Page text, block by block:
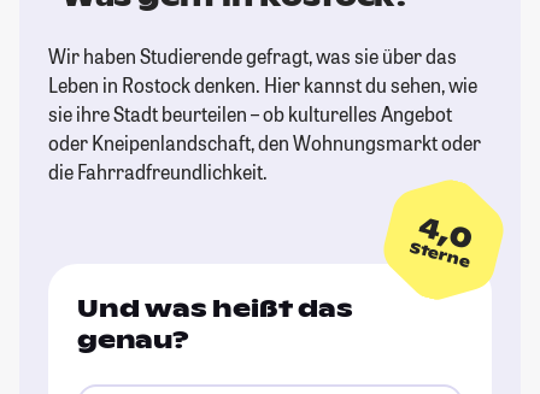
Wir haben Studierende gefragt, was sie über das
Leben in Rostock denken. Hier kannst du sehen, wie
sie ihre Stadt beurteilen – ob kulturelles Angebot
oder Kneipenlandschaft, den Wohnungsmarkt oder
die Fahrradfreundlichkeit.
4,0
Sterne
Und was heißt das
genau?